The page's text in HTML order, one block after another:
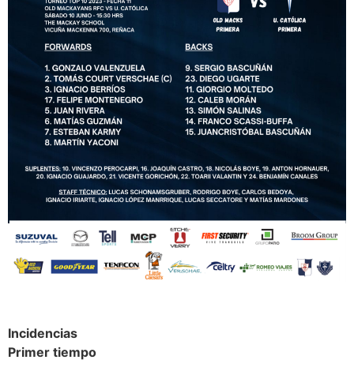
Incidencias
Primer tiempo